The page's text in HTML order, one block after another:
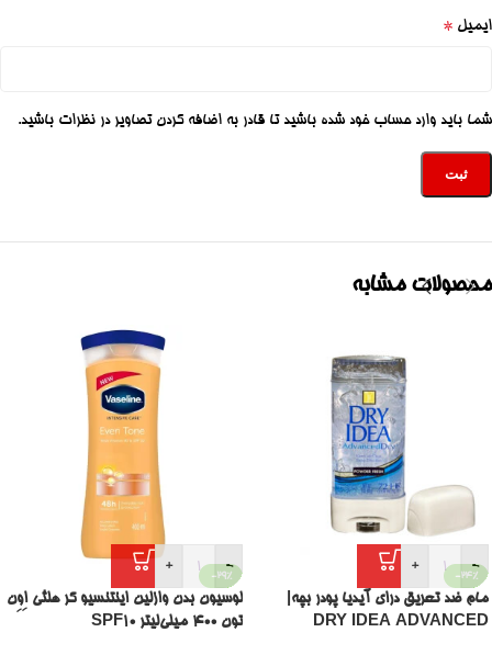
ایمیل *
شما باید وارد حساب خود شده باشید تا قادر به اضافه کردن تصاویر در نظرات باشید.
محصولات مشابه
-24%
-
+
مام ضد تعریق درای آیدیا پودر بچه|
DRY IDEA ADVANCED
-29%
-
+
لوسیون بدن وازلین اینتنسیو کر هلثی اِوِن
تون ۴۰۰ میلی‌لیتر SPF10